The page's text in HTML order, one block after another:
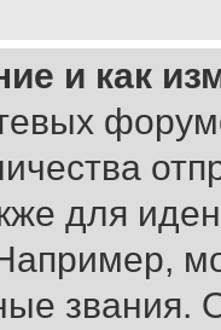
и как
для
звания.